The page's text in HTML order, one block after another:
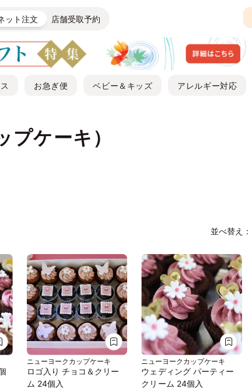
ット注文 店舗受取予約
お急ぎ便 ベビー＆キッズ アレルギー対応
ケーキ）
並べ替え：
ニューヨークカップケーキ
ロゴ入り チョコ＆クリー
ム 24個入
ニューヨークカップケーキ
ウェディング パーティー
クリーム 24個入